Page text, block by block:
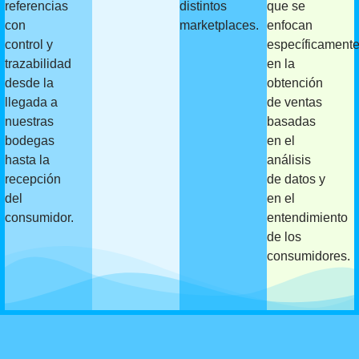
referencias
con
control y
trazabilidad
desde la
llegada a
nuestras
bodegas
hasta la
recepción
del
consumidor.
distintos
marketplaces.
que se
enfocan
específicamente
en la
obtención
de ventas
basadas
en el
análisis
de datos y
en el
entendimiento
de los
consumidores.